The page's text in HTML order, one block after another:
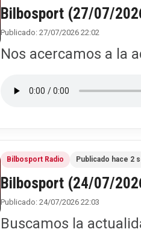
Bilbosport (27/07/
Publicado: 27/07/2026 22:02
Nos acercamos a la
Bilbosport Radio Publicado hace 2
Bilbosport (24/07/
Publicado: 24/07/2026 22:03
Buscamos la